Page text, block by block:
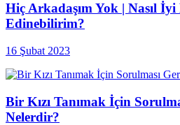
Hiç Arkadaşım Yok | Nasıl
Edinebilirim?
16 Şubat 2023
Bir Kızı Tanımak İçin
Nelerdir?